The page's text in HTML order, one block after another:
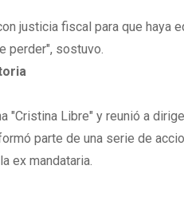
justicia fiscal para que haya
perder", sostuvo.
"Cristina Libre" y reunió a
parte de una serie de
ex mandataria.